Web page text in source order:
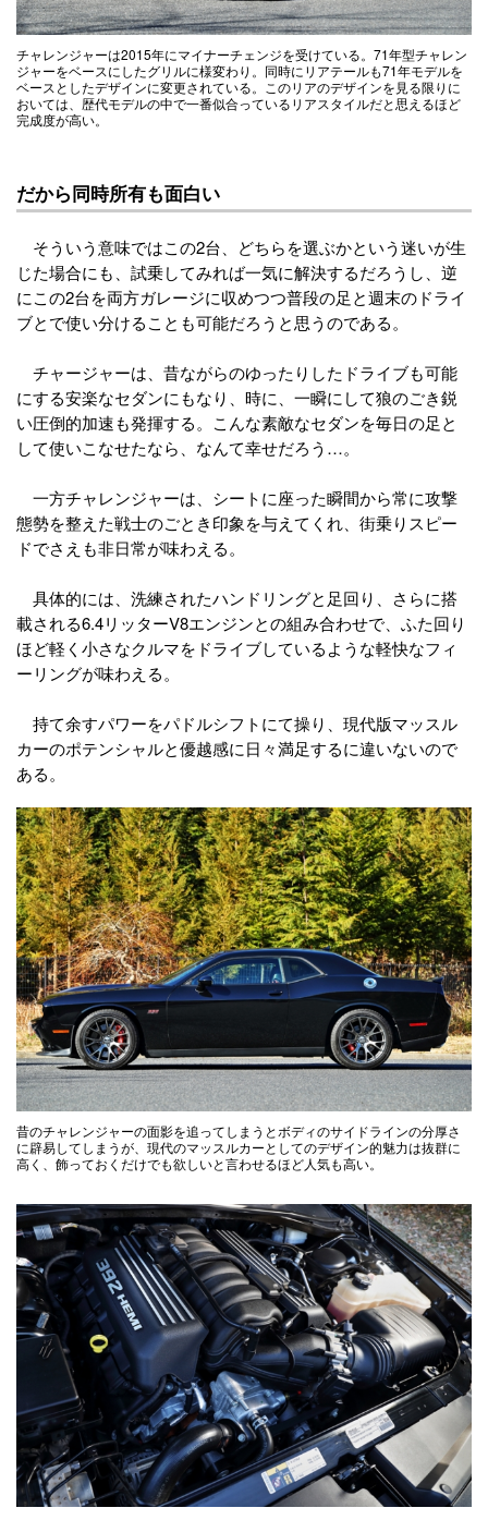
チャレンジャーは2015年にマイナーチェンジを受けている。71年型チャレン
ジャーをベースにしたグリルに様変わり。同時にリアテールも71年モデルを
ベースとしたデザインに変更されている。このリアのデザインを見る限りに
おいては、歴代モデルの中で一番似合っているリアスタイルだと思えるほど
完成度が高い。
だから同時所有も面白い
そういう意味ではこの2台、どちらを選ぶかという迷いが生
じた場合にも、試乗してみれば一気に解決するだろうし、逆
にこの2台を両方ガレージに収めつつ普段の足と週末のドライ
ブとで使い分けることも可能だろうと思うのである。
チャージャーは、昔ながらのゆったりしたドライブも可能
にする安楽なセダンにもなり、時に、一瞬にして狼のごき鋭
い圧倒的加速も発揮する。こんな素敵なセダンを毎日の足と
して使いこなせたなら、なんて幸せだろう…。
一方チャレンジャーは、シートに座った瞬間から常に攻撃
態勢を整えた戦士のごとき印象を与えてくれ、街乗りスピー
ドでさえも非日常が味わえる。
具体的には、洗練されたハンドリングと足回り、さらに搭
載される6.4リッターV8エンジンとの組み合わせで、ふた回り
ほど軽く小さなクルマをドライブしているような軽快なフィ
ーリングが味わえる。
持て余すパワーをパドルシフトにて操り、現代版マッスル
カーのポテンシャルと優越感に日々満足するに違いないので
ある。
昔のチャレンジャーの面影を追ってしまうとボディのサイドラインの分厚さ
に辟易してしまうが、現代のマッスルカーとしてのデザイン的魅力は抜群に
高く、飾っておくだけでも欲しいと言わせるほど人気も高い。